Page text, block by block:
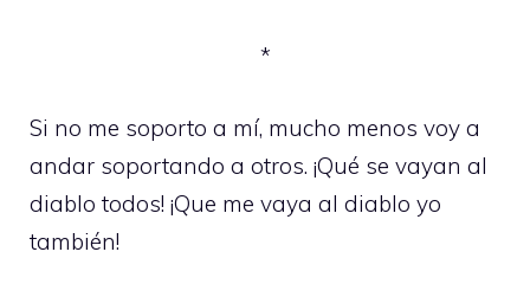
*
Si no me soporto a mí, mucho menos voy a
andar soportando a otros. ¡Qué se vayan al
diablo todos! ¡Que me vaya al diablo yo
también!